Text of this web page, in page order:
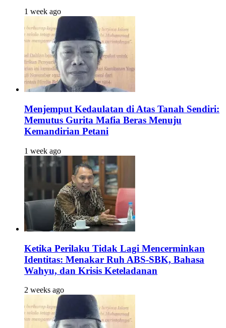
1 week ago
Menjemput Kedaulatan di Atas Tanah Sendiri:
Memutus Gurita Mafia Beras Menuju
Kemandirian Petani
1 week ago
Ketika Perilaku Tidak Lagi Mencerminkan
Identitas: Menakar Ruh ABS-SBK, Bahasa
Wahyu, dan Krisis Keteladanan
2 weeks ago